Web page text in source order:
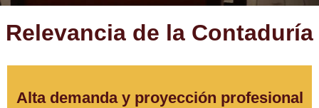
Relevancia de la Contaduría
Alta demanda y proyección profesional